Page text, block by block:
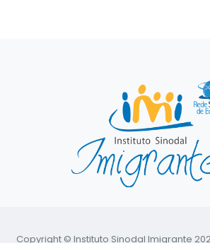
Copyright © Instituto Sinodal Imigrante